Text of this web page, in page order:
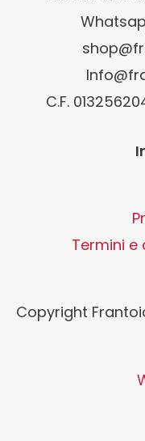
C.F.
Termini e
Copyright